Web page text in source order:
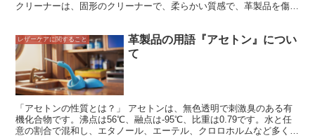
クリーナーは、固形のクリーナーで、柔らかい質感で、革製品を傷め
のクリーニングはあまり適していません。 そんな革製品のお手入れ
に適しているのが、ゴムタイプクリーナーです。ゴムタイプクリーナ
ーは、水を使わずに革製品の汚れを落とすことができ、しかも固形の
クリーナーなので、革製品の細かい部分の汚れも落としやすいという
メリットがあります。また、ゴムタイプクリーナーは、使用後に水洗
いする必要がないため、お手入れが簡単なことも魅力です。
レザーケアに関すること
革製品の用語『アセトン』につい
て
「アセトンの性質とは？」 アセトンは、無色透明で刺激臭のある有
機化合物です。沸点は56℃、融点は-95℃、比重は0.79です。水と任
意の割合で混和し、エタノール、エーテル、クロロホルムなど多くの